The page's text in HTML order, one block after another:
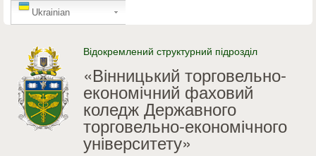
Перейти до основного
GTranslate
Ukrainian
Відокремлений структурний підрозділ
«Вінницький торговельно-
економічний фаховий
коледж Державного
торговельно-економічного
університету»